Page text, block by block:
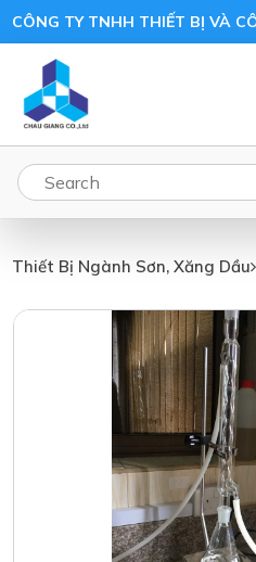
Thiết Bị Ngành Sơn, Xăng Dầu